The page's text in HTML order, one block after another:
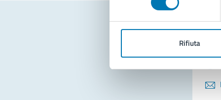
Rifiuta